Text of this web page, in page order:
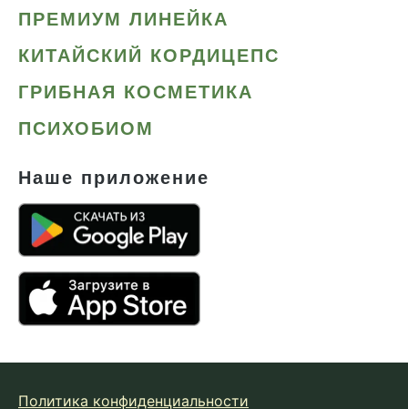
ПРЕМИУМ ЛИНЕЙКА
КИТАЙСКИЙ КОРДИЦЕПС
ГРИБНАЯ КОСМЕТИКА
ПСИХОБИОМ
Наше приложение
Политика конфиденциальности